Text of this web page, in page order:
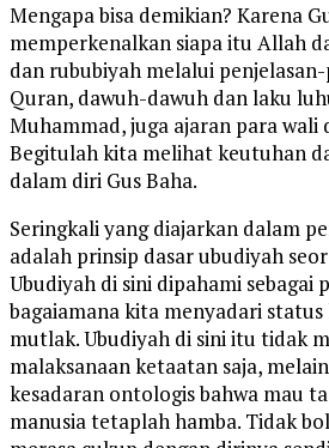
Mengapa bisa demikian? Karena
memperkenalkan siapa itu Allah
dan rububiyah melalui
Quran, dawuh-dawuh dan laku
Muhammad, juga ajaran para wali
Begitulah kita melihat keutuhan
dalam diri Gus Baha.
Seringkali yang diajarkan dalam
adalah prinsip dasar ubudiyah
Ubudiyah di sini dipahami sebagai
bagaiamana kita menyadari status
mutlak. Ubudiyah di sini itu tidak
malaksanaan ketaatan saja,
kesadaran ontologis bahwa mau
manusia tetaplah hamba. Tidak